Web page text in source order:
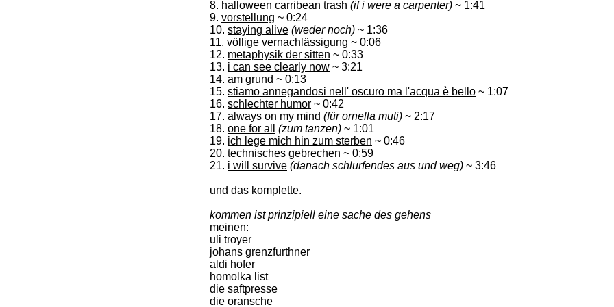
8. halloween carribean trash (if i were a carpenter) ~ 1:41
9. vorstellung ~ 0:24
10. staying alive (weder noch) ~ 1:36
11. völlige vernachlässigung ~ 0:06
12. metaphysik der sitten ~ 0:33
13. i can see clearly now ~ 3:21
14. am grund ~ 0:13
15. stiamo annegandosi nell' oscuro ma l'acqua è bello ~ 1:07
16. schlechter humor ~ 0:42
17. always on my mind (für ornella muti) ~ 2:17
18. one for all (zum tanzen) ~ 1:01
19. ich lege mich hin zum sterben ~ 0:46
20. technisches gebrechen ~ 0:59
21. i will survive (danach schlurfendes aus und weg) ~ 3:46
und das komplette.
kommen ist prinzipiell eine sache des gehens
meinen:
uli troyer
johans grenzfurthner
aldi hofer
homolka list
die saftpresse
die oransche